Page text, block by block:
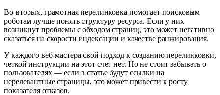
Во-вторых, грамотная перелинковка помогает поисковым
роботам лучше понять структуру ресурса. Если у них
возникнут проблемы с обходом страниц, это может негативно
сказаться на скорости индексации и качестве ранжирования.
У каждого веб-мастера свой подход к созданию перелинковки,
четкой инструкции на этот счет нет. Но не стоит забывать о
пользователях — если в статье будут ссылки на
нерелевантные страницы, это может привести к росту
показателя отказов.